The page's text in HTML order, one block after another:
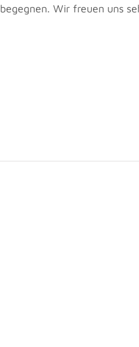
begegnen. Wir freuen uns